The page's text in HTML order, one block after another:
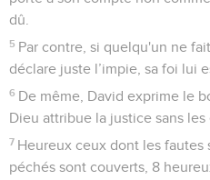
dû.
5 Par contre, si quelqu'un ne
déclare juste l’impie, sa foi lui
6 De même, David exprime le
Dieu attribue la justice sans
7 Heureux ceux dont les
péchés sont couverts, 8